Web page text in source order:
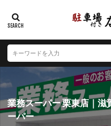
業務スーパー 栗東店｜
ーパー
カテゴリー
エリア
北海道 青森県 岩
山形県
福島県 茨
埼玉県
千葉県 東
山梨県
長野県 富